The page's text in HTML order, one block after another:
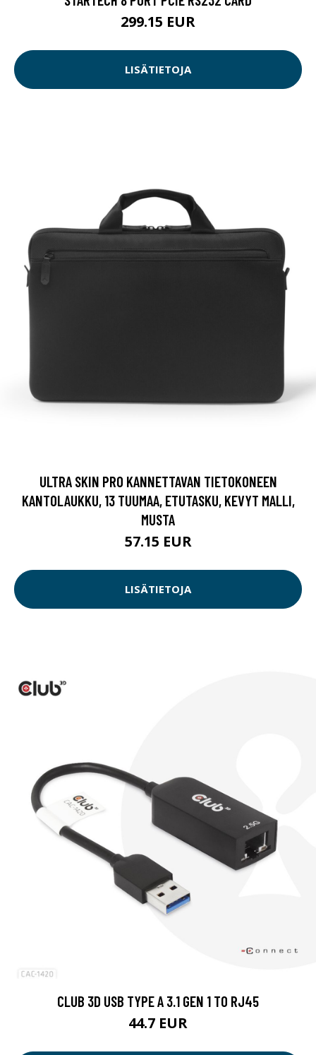
299.15 EUR
LISÄTIETOJA
ULTRA SKIN PRO KANNETTAVAN TIETOKONEEN
KANTOLAUKKU, 13 TUUMAA, ETUTASKU, KEVYT MALLI,
MUSTA
57.15 EUR
LISÄTIETOJA
CLUB 3D USB TYPE A 3.1 GEN 1 TO RJ45
44.7 EUR